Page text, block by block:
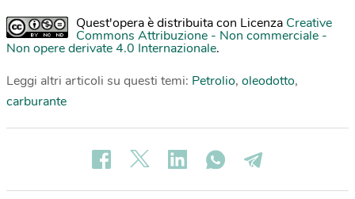
Quest'opera è distribuita con Licenza Creative
Commons Attribuzione - Non commerciale -
Non opere derivate 4.0 Internazionale.
Leggi altri articoli su questi temi: Petrolio, oleodotto,
carburante